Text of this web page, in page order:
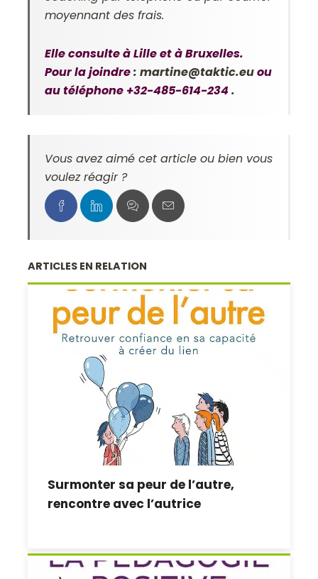
moyennant des frais.
Elle consulte à Lille et à Bruxelles.
Pour la joindre:martine@taktic.euou
au téléphone +32-485-614-234 .
Vous avez aimé cet article ou bien vous
voulez réagir ?
ARTICLES EN RELATION
Surmonter sa peur de l’autre,
rencontre avec l’autrice